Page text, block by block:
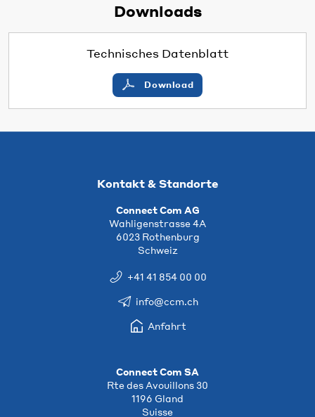
Downloads
Technisches Datenblatt
Download
Kontakt & Standorte
Connect Com AG
Wahligenstrasse 4A
6023 Rothenburg
Schweiz
+41 41 854 00 00
info@ccm.ch
Anfahrt
Connect Com SA
Rte des Avouillons 30
1196 Gland
Suisse